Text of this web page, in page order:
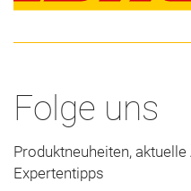
Folge uns
Produktneuheiten,
Expertentipps